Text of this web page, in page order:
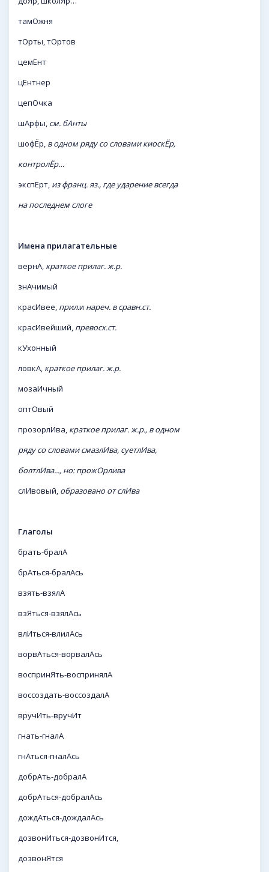
тамОжня
тОрты, тОртов
цемЕнт
цЕнтнер
цепОчка
шАрфы, см. бАнты
шофЁр, в одном ряду со словами киоскЁр,
контролЁр…
экспЕрт, из франц. яз., где ударение всегда
на последнем слоге
Имена прилагательные
вернА, краткое прилаг. ж.р.
знАчимый
красИвее, прил.и нареч. в сравн.ст.
красИвейший, превосх.ст.
кУхонный
ловкА, краткое прилаг. ж.р.
мозаИчный
оптОвый
прозорлИва, краткое прилаг. ж.р., в одном
ряду со словами смазлИва, суетлИва,
болтлИва..., но: прожОрлива
слИвовый, образовано от слИва
Глаголы
брать-бралА
брАться-бралАсь
взять-взялА
взЯться-взялАсь
влИться-влилАсь
ворвАться-ворвалАсь
воспринЯть-воспринялА
воссоздать-воссоздалА
вручИть-вручИт
гнать-гналА
гнАться-гналАсь
добрАть-добралА
добрАться-добралАсь
дождАться-дождалАсь
дозвонИться-дозвонИтся,
дозвонЯтся